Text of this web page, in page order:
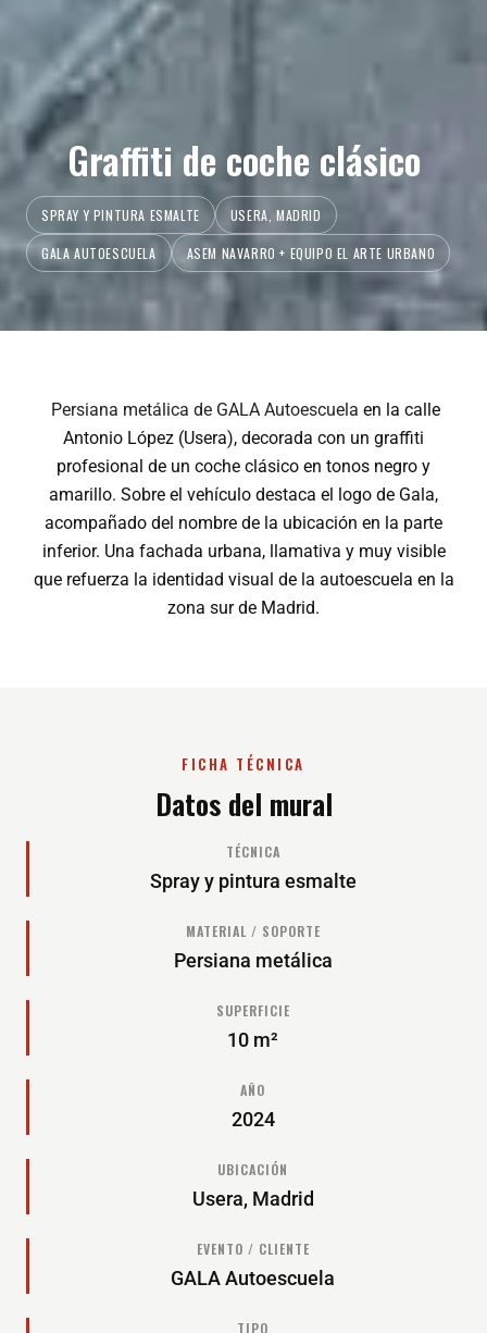
Graffiti de coche clásico
SPRAY Y PINTURA ESMALTE USERA, MADRID
GALA AUTOESCUELA ASEM NAVARRO + EQUIPO EL ARTE URBANO
Persiana metálica de GALA Autoescuela en la calle
Antonio López (Usera), decorada con un graffiti
profesional de un coche clásico en tonos negro y
amarillo. Sobre el vehículo destaca el logo de Gala,
acompañado del nombre de la ubicación en la parte
inferior. Una fachada urbana, llamativa y muy visible
que refuerza la identidad visual de la autoescuela en la
zona sur de Madrid.
FICHA TÉCNICA
Datos del mural
TÉCNICA
Spray y pintura esmalte
MATERIAL / SOPORTE
Persiana metálica
SUPERFICIE
10 m²
AÑO
2024
UBICACIÓN
Usera, Madrid
EVENTO / CLIENTE
GALA Autoescuela
TIPO